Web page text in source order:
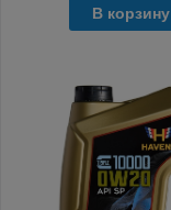
В корзину